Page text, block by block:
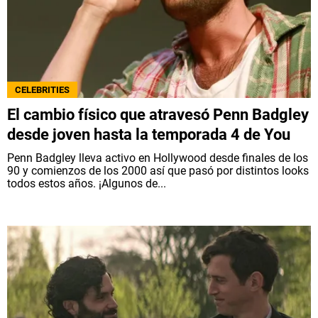
CELEBRITIES
El cambio físico que atravesó Penn Badgley
desde joven hasta la temporada 4 de You
Penn Badgley lleva activo en Hollywood desde finales de los
90 y comienzos de los 2000 así que pasó por distintos looks
todos estos años. ¡Algunos de...